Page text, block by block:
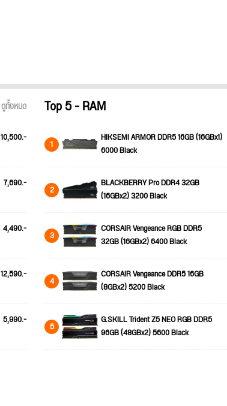
ดูทั้งหมด
10,500.-
7,690.-
4,490.-
12,590.-
5,990.-
Top 5 - RAM
1
HIKSEMI ARMOR DDR5 16GB (16GBx1)
6000 Black
2
BLACKBERRY Pro DDR4 32GB
(16GBx2) 3200 Black
3
CORSAIR Vengeance RGB DDR5
32GB (16GBx2) 6400 Black
4
CORSAIR Vengeance DDR5 16GB
(8GBx2) 5200 Black
5
G.SKILL Trident Z5 NEO RGB DDR5
96GB (48GBx2) 5600 Black